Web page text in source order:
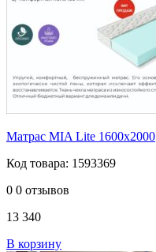
Матрас MIA Lite 1600х2000
Код товара: 1593369
0 0 отзывов
13 340
В корзину